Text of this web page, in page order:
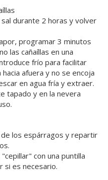
durante 2 horas y volver
programar 3 minutos
las cañaíllas en una
frío para facilitar
afuera y no se encoja
en agua fría y extraer.
tapado y en la nevera
los espárragos y repartir
con una puntilla
si es necesario.